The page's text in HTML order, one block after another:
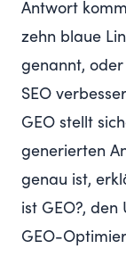
Antwort
zehn blaue
genannt,
SEO
GEO stellt
generierten
genau ist,
ist GEO?, den
GEO-